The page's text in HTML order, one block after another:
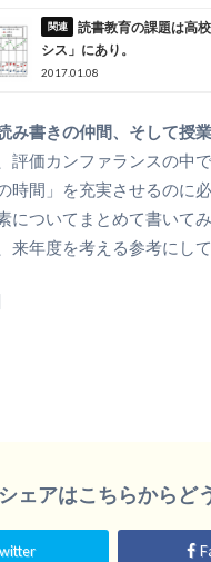
読書教育の課題は高
シス」にあり。
2017.01.08
み書きの仲間、そして授
評価カンファランスの中
時間」を充実させるのに
についてまとめて書いて
来年度を考える参考にして
ェアはこちらからど